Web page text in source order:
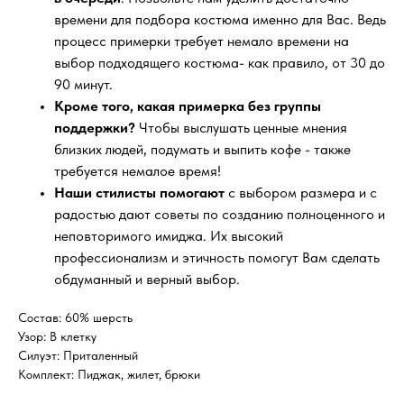
времени для подбора костюма именно для Вас. Ведь
процесс примерки требует немало времени на
выбор подходящего костюма- как правило, от 30 до
90 минут.
Кроме того, какая примерка без группы
поддержки? Чтобы выслушать ценные мнения
близких людей, подумать и выпить кофе - также
требуется немалое время!
Наши стилисты помогают с выбором размера и с
радостью дают советы по созданию полноценного и
неповторимого имиджа. Их высокий
профессионализм и этичность помогут Вам сделать
обдуманный и верный выбор.
Состав: 60% шерсть
Узор: В клетку
Силуэт: Приталенный
Комплект: Пиджак, жилет, брюки